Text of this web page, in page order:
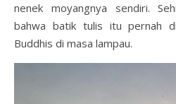
nenek moyangnya sendiri.
bahwa batik tulis itu pernah
Buddhis di masa lampau.